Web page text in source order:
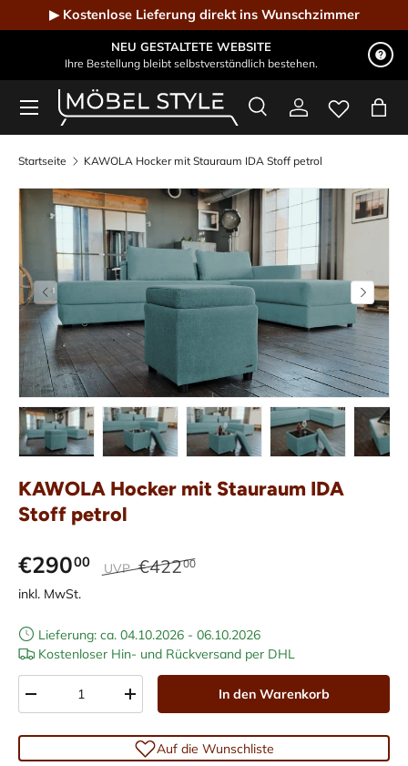
Direkt zum Inhalt
▶ Kostenlose Lieferung direkt ins Wunschzimmer
NEU GESTALTETE WEBSITE
Ihre Bestellung bleibt selbstverständlich bestehen.
Möbel Style - Der Online-Shop für Designmöbel
Suchen
SucheEinloggen
Menü
Startseite KAWOLA Hocker mit Stauraum IDA Stoff petrol
Vorherige Nächste
Bild 1 in Galerieansicht laden
Bild 2 in Galerieansicht laden
Bild 3 in Galerieansicht laden
Bild 4 in Bild 5
KAWOLA Hocker mit Stauraum IDA
Stoff petrol
€29000 UVP €42200
inkl. MwSt.
Lieferung: ca. 04.10.2026 - 06.10.2026
Kostenloser Hin- und Rückversand per DHL
-
+ In den Warenkorb
Auf die Wunschliste